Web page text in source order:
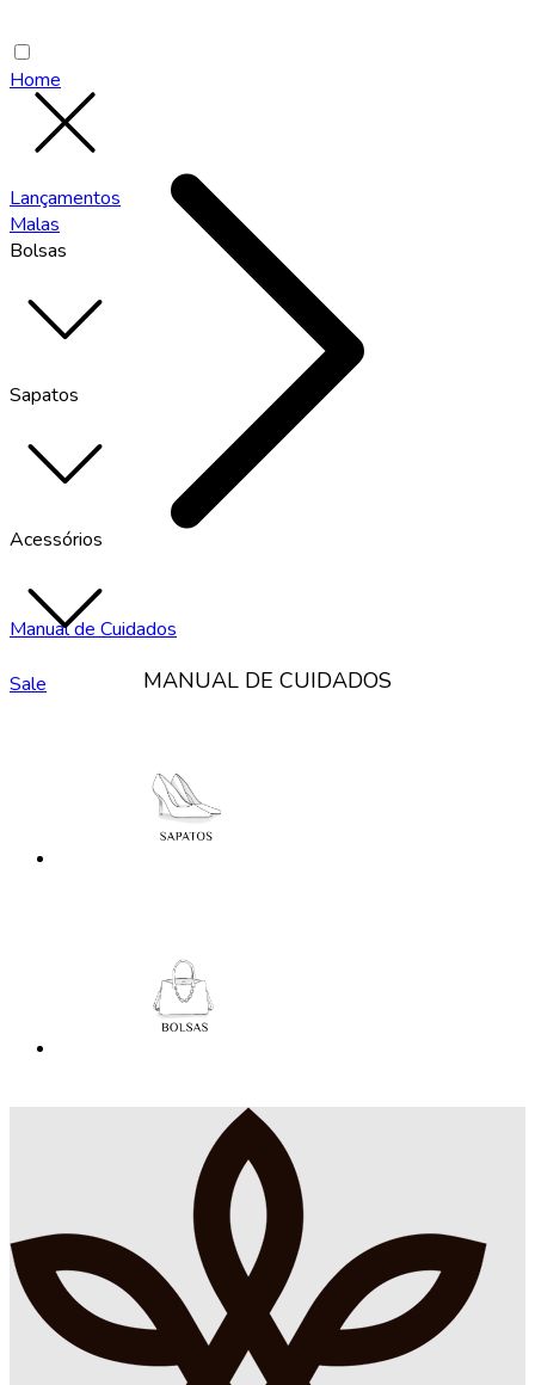
Lançamentos
Malas
Bolsas
Sapatos
Acessórios
Sale
Home
Manual de Cuidados
MANUAL DE CUIDADOS